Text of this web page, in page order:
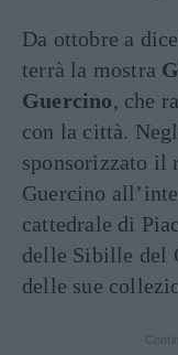
Da ottobre a
terrà la mostra
Guercino, che
con la città.
sponsorizzato il
Guercino
cattedrale di
delle Sibille del
delle sue